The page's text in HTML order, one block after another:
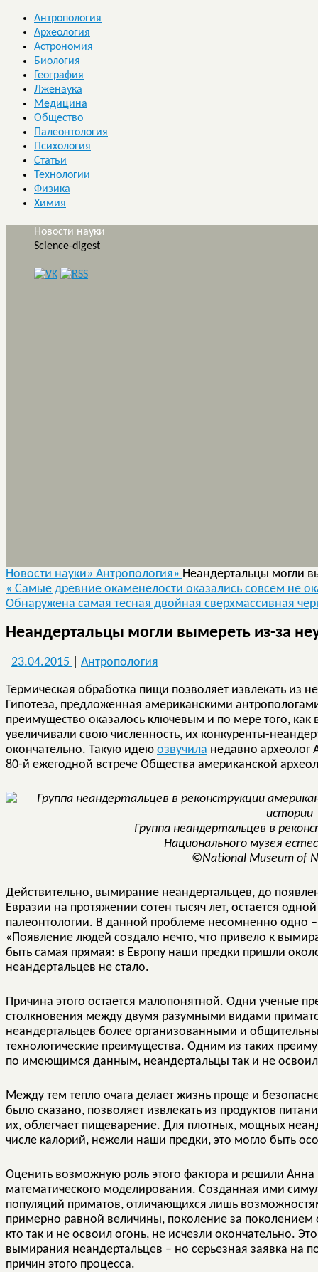
Антропология
Археология
Астрономия
Биология
География
Лженаука
Медицина
Общество
Палеонтология
Психология
Статьи
Технологии
Физика
Химия
Новости науки
Science-digest
Новости науки» Антропология» Неандертальцы могли
« Самые древние окаменелости оказались совсем не
Обнаружена самая тесная двойная сверхмассивная
Неандертальцы могли вымереть из-за
23.04.2015 Антропология
Термическая обработка пищи позволяет извлекать из
Гипотеза, предложенная американскими
преимущество оказалось ключевым и по мере того,
увеличивали свою численность, их конкуренты-
окончательно. Такую идею озвучила недавно археолог
80-й ежегодной встрече Общества американской
Группа неандертальцев в
Национального музея
©National Museum of
Действительно, вымирание неандертальцев, до
Евразии на протяжении сотен тысяч лет, остается
палеонтологии. В данной проблеме несомненно одно
«Появление людей создало нечто, что привело к
быть самая прямая: в Европу наши предки пришли
неандертальцев не стало.
Причина этого остается малопонятной. Одни ученые
столкновения между двумя разумными видами
неандертальцев более организованными и
технологические преимущества. Одним из таких
по имеющимся данным, неандертальцы так и не
Между тем тепло очага делает жизнь проще и
было сказано, позволяет извлекать из продуктов
их, облегчает пищеварение. Для плотных, мощных
числе калорий, нежели наши предки, это могло быть
Оценить возможную роль этого фактора и решили
математического моделирования. Созданная ими
популяций приматов, отличающихся лишь
примерно равной величины, поколение за поколением
кто так и не освоил огонь, не исчезли окончательно.
вымирания неандертальцев – но серьезная заявка на
причин этого процесса.